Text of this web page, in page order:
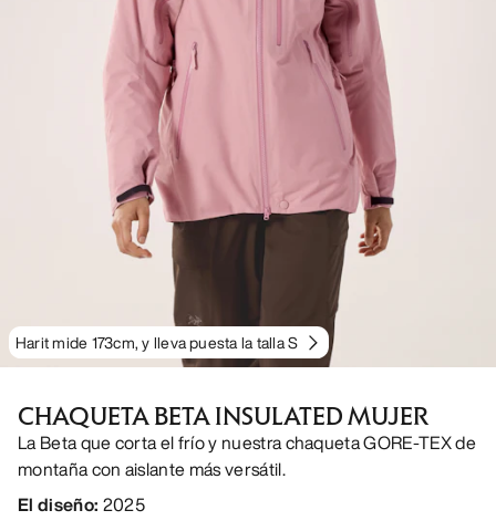
Harit mide 173cm, y lleva puesta la talla S
CHAQUETA BETA INSULATED MUJER
La Beta que corta el frío y nuestra chaqueta GORE-TEX de
montaña con aislante más versátil.
El diseño: 2025